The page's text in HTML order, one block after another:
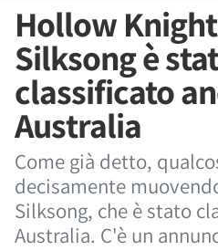
Hollow
Silksong è
classificato
Australia
Come già detto,
decisamente
Silksong, che è stato
Australia. C'è un